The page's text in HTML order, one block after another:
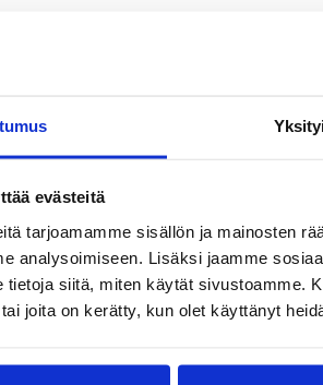
evästeitä
tarjoamamme sisällön ja mainosten
analysoimiseen. Lisäksi jaamme
tietoja siitä, miten käytät sivustoamme.
joita on kerätty, kun olet käyttänyt
Pentti Salmi